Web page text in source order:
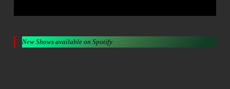
New Shows available on Spotify